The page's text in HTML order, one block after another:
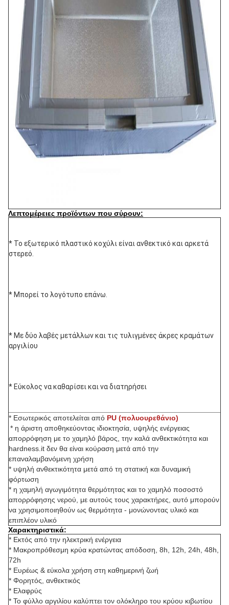
Λεπτομέρειες προϊόντων που σύρουν:
* Το εξωτερικό πλαστικό κοχύλι είναι ανθεκτικό και αρκετά
στερεό.
* Μπορεί το λογότυπο επάνω.
* Με δύο λαβές μετάλλων και τις τυλιγμένες άκρες κραμάτων
αργιλίου
* Εύκολος να καθαρίσει και να διατηρήσει
* Εσωτερικός αποτελείται από PU (πολυουρεθάνιο)
* η άριστη αποθηκεύοντας ιδιοκτησία, υψηλής ενέργειας
απορρόφηση με το χαμηλό βάρος, την καλά ανθεκτικότητα και
hardness.it δεν θα είναι κούραση μετά από την
επαναλαμβανόμενη χρήση
* υψηλή ανθεκτικότητα μετά από τη στατική και δυναμική
φόρτωση
* η χαμηλή αγωγιμότητα θερμότητας και το χαμηλό ποσοστό
απορρόφησης νερού, με αυτούς τους χαρακτήρες, αυτό μπορούν
να χρησιμοποιηθούν ως θερμότητα - μονώνοντας υλικό και
επιπλέον υλικό
Χαρακτηριστικά:
* Εκτός από την ηλεκτρική ενέργεια
* Μακροπρόθεσμη κρύα κρατώντας απόδοση, 8h, 12h, 24h, 48h,
72h
* Ευρέως & εύκολα χρήση στη καθημερινή ζωή
* Φορητός, ανθεκτικός
* Ελαφρύς
* Το φύλλο αργιλίου καλύπτει τον ολόκληρο του κρύου κιβωτίου